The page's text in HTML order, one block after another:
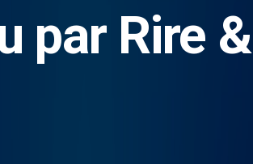
par Rire &